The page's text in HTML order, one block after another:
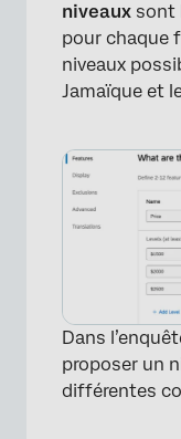
niveaux sont
pour chaque
niveaux
Jamaïque et
Dans
proposer un
différentes